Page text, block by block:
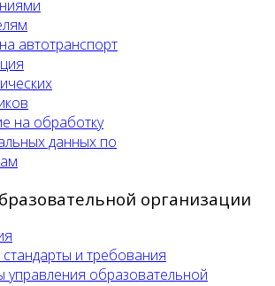
автотранспорт
на обработку
данных по
организации
и требования
управления образовательной